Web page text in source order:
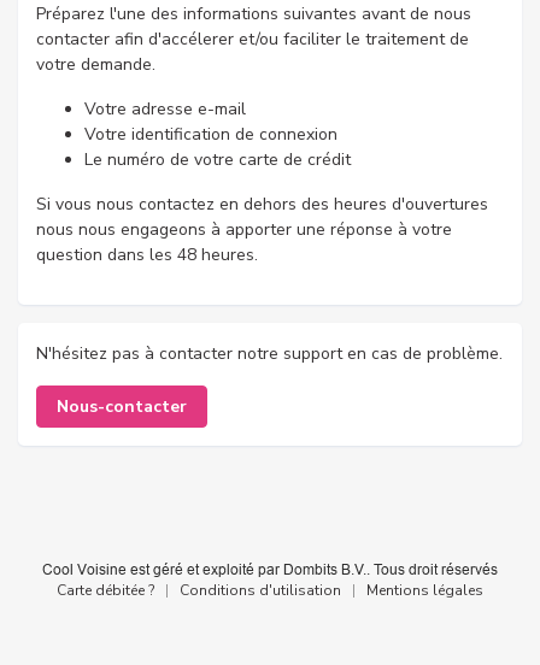
Préparez l'une des informations suivantes avant de nous
contacter afin d'accélerer et/ou faciliter le traitement de
votre demande.
Votre adresse e-mail
Votre identification de connexion
Le numéro de votre carte de crédit
Si vous nous contactez en dehors des heures d'ouvertures
nous nous engageons à apporter une réponse à votre
question dans les 48 heures.
N'hésitez pas à contacter notre support en cas de problème.
Nous-contacter
Carte débitée ? | Conditions d'utilisation | Mentions légales